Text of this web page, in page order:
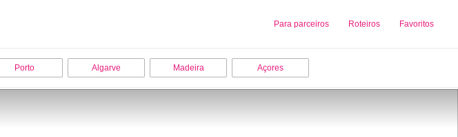
Para parceiros Roteiros Favoritos
Sobre nós Adicionar uma Empresa
Porto Algarve Madeira Açores